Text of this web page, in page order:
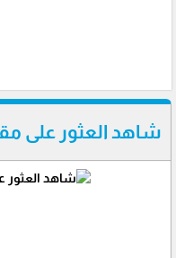
شاهد العثور على